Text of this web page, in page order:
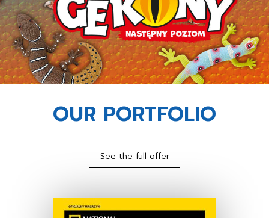
OUR PORTFOLIO
See the full offer